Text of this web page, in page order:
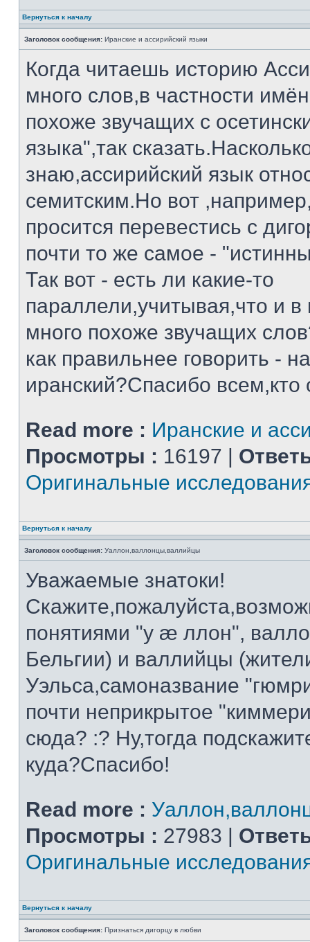
Вернуться к началу
Заголовок сообщения: Иранские и ассирийский языки
Когда читаешь историю
много слов,в частности
похоже звучащих с
языка",так
знаю,ассирийский язык
семитским.Но вот
просится перевестись с
почти то же самое -
Так вот - есть ли какие-то
параллели,учитывая,что и
много похоже звучащих
как правильнее говорить -
иранский?Спасибо всем,кто
Read more : Иранские и
Просмотры : 16197 |
Оригинальные
Вернуться к началу
Заголовок сообщения: Уаллон,валлонцы,валлийцы
Уважаемые знатоки!
понятиями "у æ ллон",
Бельгии) и валлийцы
Уэльса,самоназвание
почти неприкрытое
сюда? :? Ну,тогда
куда?Спасибо!
Read more :
Просмотры : 27983 |
Оригинальные
Вернуться к началу
Заголовок сообщения: Признаться дигорцу в любви